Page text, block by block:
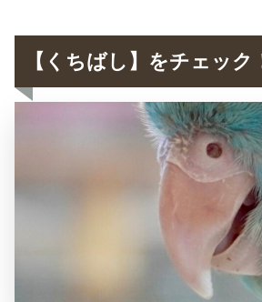
【くちばし】をチェック